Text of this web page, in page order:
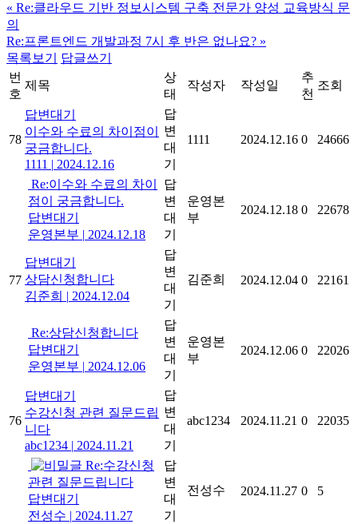
« Re:클라우드 기반 정보시스템 구축 전문가 양성 교육방식 문
의
Re:프론트엔드 개발과정 7시 후 반은 없나요? »
목록보기
답글쓰기
번
호
제목
상
태
작성자 작성일
추
천
조회
78
답변대기
이수와 수료의 차이점이
궁금합니다.
1111 | 2024.12.16
답
변
대
기
1111 2024.12.16 0 24666
Re:이수와 수료의 차이
점이 궁금합니다.
답변대기
운영본부 | 2024.12.18
답
변
대
기
운영본
부
2024.12.18 0 22678
77
답변대기
상담신청합니다
김준희 | 2024.12.04
답
변
대
기
김준희 2024.12.04 0 22161
Re:상담신청합니다
답변대기
운영본부 | 2024.12.06
답
변
대
기
운영본
부
2024.12.06 0 22026
76
답변대기
수강신청 관련 질문드립
니다
abc1234 | 2024.11.21
답
변
대
기
abc1234 2024.11.21 0 22035
Re:수강신청
관련 질문드립니다
답변대기
전성수 | 2024.11.27
답
변
대
기
전성수 2024.11.27 0 5